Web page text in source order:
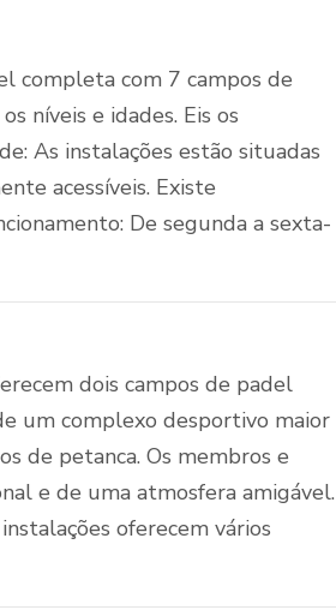
completa com 7 campos de
níveis e idades. Eis os
As instalações estão situadas
acessíveis. Existe
De segunda a sexta-
dois campos de padel
um complexo desportivo maior
de petanca. Os membros e
e de uma atmosfera amigável.
oferecem vários